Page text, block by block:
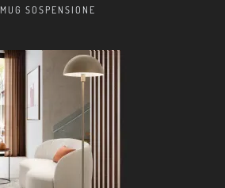
MUG SOSPENSIONE